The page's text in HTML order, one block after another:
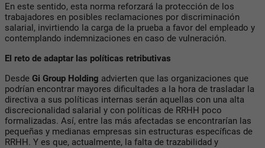
En este sentido, esta norma reforzará la protección de los
trabajadores en posibles reclamaciones por discriminación
salarial, invirtiendo la carga de la prueba a favor del empleado y
contemplando indemnizaciones en caso de vulneración.
El reto de adaptar las políticas retributivas
Desde Gi Group Holding advierten que las organizaciones que
podrían encontrar mayores dificultades a la hora de trasladar la
directiva a sus políticas internas serán aquellas con una alta
discrecionalidad salarial y con políticas de RRHH poco
formalizadas. Así, entre las más afectadas se encontrarían las
pequeñas y medianas empresas sin estructuras específicas de
RRHH. Y es que, actualmente, la falta de trazabilidad y